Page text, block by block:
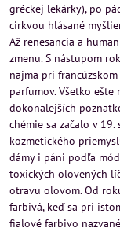
gréckej lekárky), po
cirkvou hlásané
Až renesancia a
zmenu. S nástupom
najmä pri
parfumov. Všetko
dokonalejších
chémie sa začalo v
kozmetického
dámy i páni podľa
toxických olovených
otravu olovom. Od
farbivá, keď sa pri
fialové farbivo